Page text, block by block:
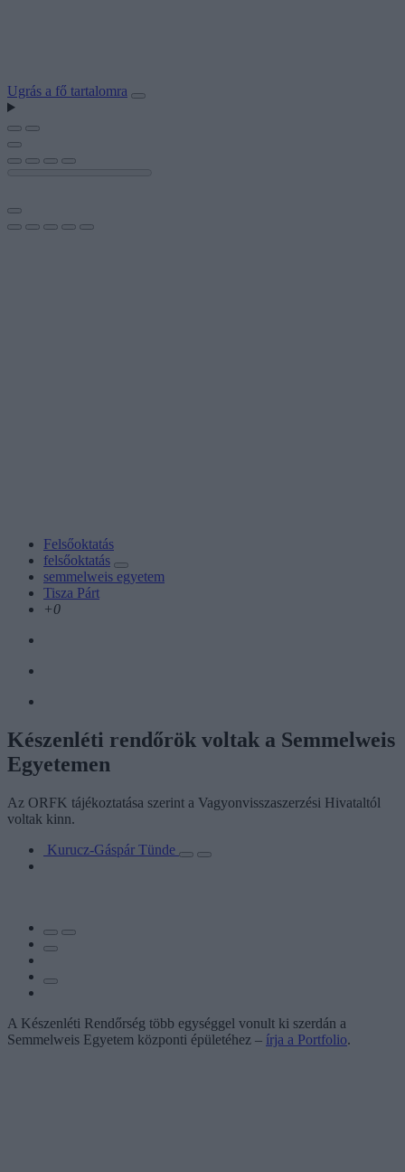
Ugrás a fő tartalomra
Felsőoktatás
felsőoktatás
semmelweis egyetem
Tisza Párt
+0
Készenléti rendőrök voltak a Semmelweis
Egyetemen
Az ORFK tájékoztatása szerint a Vagyonvisszaszerzési Hivataltól
voltak kinn.
Kurucz-Gáspár Tünde
A Készenléti Rendőrség több egységgel vonult ki szerdán a
Semmelweis Egyetem központi épületéhez – írja a Portfolio.